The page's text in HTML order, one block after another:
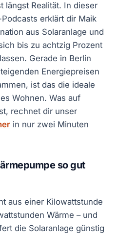
längst Realität. In dieser
erklärt dir Maik
aus Solaranlage und
bis zu achtzig Prozent
Gerade in Berlin
Energiepreisen
ist das die ideale
Wohnen. Was auf
rechnet dir unser
in nur zwei Minuten
so gut
aus einer Kilowattstunde
Wärme – und
die Solaranlage günstig